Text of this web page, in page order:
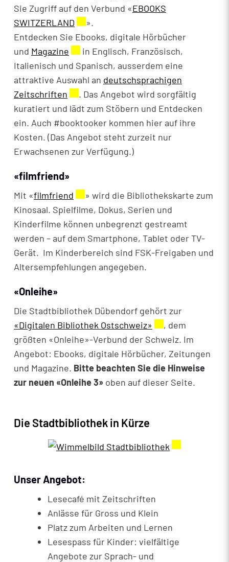
Sie Zugriff auf den Verbund «EBOOKS
SWITZERLAND Externer Link wird in einem neuen
».
Entdecken Sie Ebooks, digitale Hörbücher
und Magazine Externer Link wird in einem neuen
in Englisch, Französisch,
Italienisch und Spanisch, ausserdem eine
attraktive Auswahl an deutschsprachigen
Zeitschriften Externer Link wird in einem neuen
. Das Angebot wird sorgfältig
kuratiert und lädt zum Stöbern und Entdecken
ein. Auch #booktooker kommen hier auf ihre
Kosten. (Das Angebot steht zurzeit nur
Erwachsenen zur Verfügung.)
«filmfriend»
Mit «filmfriend Externer Link wird in einem neuen
» wird die Bibliothekskarte zum
Kinosaal. Spielfilme, Dokus, Serien und
Kinderfilme können unbegrenzt gestreamt
werden – auf dem Smartphone, Tablet oder TV-
Gerät. Im Kinderbereich sind FSK-Freigaben und
Altersempfehlungen angegeben.
«Onleihe»
Die Stadtbibliothek Dübendorf gehört zur
«Digitalen Bibliothek Ostschweiz» Externer Link
, dem
größten «Onleihe»-Verbund der Schweiz. Im
Angebot: Ebooks, digitale Hörbücher, Zeitungen
und Magazine. Bitte beachten Sie die Hinweise
zur neuen «Onleihe 3» oben auf dieser Seite.
Die Stadtbibliothek in Kürze
Unser Angebot:
Lesecafé mit Zeitschriften
Anlässe für Gross und Klein
Platz zum Arbeiten und Lernen
Lesespass für Kinder: vielfältige
Angebote zur Sprach- und